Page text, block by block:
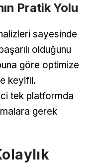
Pratik Yolu
sayesinde
olduğunu
göre optimize
keyifli.
tek platformda
gerek